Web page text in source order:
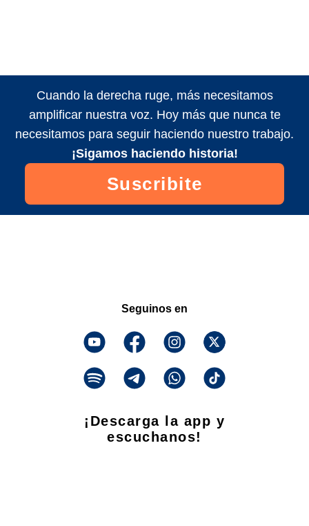
Cuando la derecha ruge, más necesitamos
amplificar nuestra voz. Hoy más que nunca te
necesitamos para seguir haciendo nuestro trabajo.
¡Sigamos haciendo historia!
Suscribite
Seguinos en
¡Descarga la app y
escuchanos!